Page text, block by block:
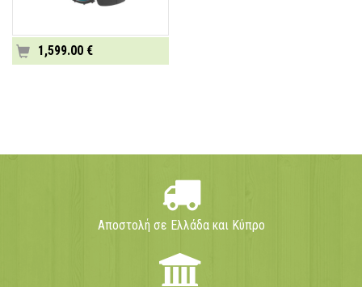
1,599.00 €
Αποστολή σε Ελλάδα και Κύπρο